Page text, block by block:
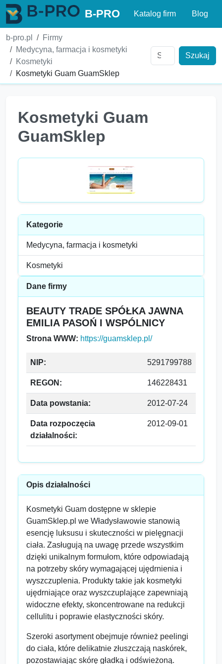
B-PRO Katalog firm Blog
b-pro.pl
Firmy
Medycyna, farmacja i kosmetyki
Kosmetyki
Kosmetyki Guam GuamSklep
Szukaj
Kosmetyki Guam
GuamSklep
Kategorie
Medycyna, farmacja i kosmetyki
Kosmetyki
Dane firmy
BEAUTY TRADE SPÓŁKA JAWNA
EMILIA PASOŃ I WSPÓLNICY
Strona WWW: https://guamsklep.pl/
NIP: 5291799788
REGON: 146228431
Data powstania: 2012-07-24
Data rozpoczęcia
działalności:
2012-09-01
Opis działalności
Kosmetyki Guam dostępne w sklepie
GuamSklep.pl we Władysławowie stanowią
esencję luksusu i skuteczności w pielęgnacji
ciała. Zasługują na uwagę przede wszystkim
dzięki unikalnym formułom, które odpowiadają
na potrzeby skóry wymagającej ujędrnienia i
wyszczuplenia. Produkty takie jak kosmetyki
ujędrniające oraz wyszczuplające zapewniają
widoczne efekty, skoncentrowane na redukcji
cellulitu i poprawie elastyczności skóry.
Szeroki asortyment obejmuje również peelingi
do ciała, które delikatnie złuszczają naskórek,
pozostawiając skórę gładką i odświeżoną.